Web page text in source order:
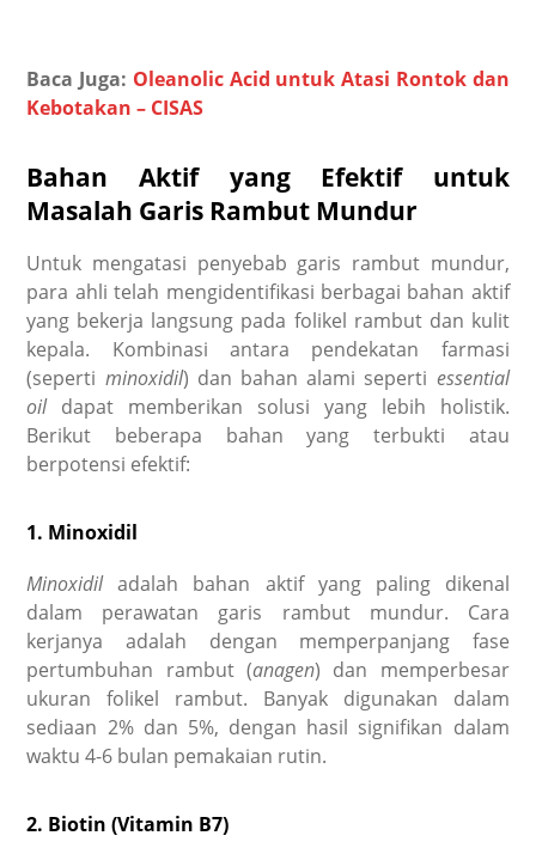
Baca Juga: Oleanolic Acid untuk Atasi Rontok dan
Kebotakan – CISAS
Bahan Aktif yang Efektif untuk
Masalah Garis Rambut Mundur
Untuk mengatasi penyebab garis rambut mundur,
para ahli telah mengidentifikasi berbagai bahan aktif
yang bekerja langsung pada folikel rambut dan kulit
kepala. Kombinasi antara pendekatan farmasi
(seperti minoxidil) dan bahan alami seperti essential
oildapat memberikan solusi yang lebih holistik.
Berikut beberapa bahan yang terbukti atau
berpotensi efektif:
1. Minoxidil
Minoxidiladalah bahan aktif yang paling dikenal
dalam perawatan garis rambut mundur. Cara
kerjanya adalah dengan memperpanjang fase
pertumbuhan rambut (anagen) dan memperbesar
ukuran folikel rambut. Banyak digunakan dalam
sediaan 2% dan 5%, dengan hasil signifikan dalam
waktu 4-6 bulan pemakaian rutin.
2. Biotin (Vitamin B7)